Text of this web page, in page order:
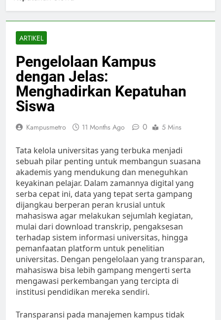
ARTIKEL
Pengelolaan Kampus
dengan Jelas:
Menghadirkan Kepatuhan
Siswa
Kampusmetro 11 Months Ago 0 5 Mins
Tata kelola universitas yang terbuka menjadi
sebuah pilar penting untuk membangun suasana
akademis yang mendukung dan meneguhkan
keyakinan pelajar. Dalam zamannya digital yang
serba cepat ini, data yang tepat serta gampang
dijangkau berperan peran krusial untuk
mahasiswa agar melakukan sejumlah kegiatan,
mulai dari download transkrip, pengaksesan
terhadap sistem informasi universitas, hingga
pemanfaatan platform untuk penelitian
universitas. Dengan pengelolaan yang transparan,
mahasiswa bisa lebih gampang mengerti serta
mengawasi perkembangan yang tercipta di
institusi pendidikan mereka sendiri.
Transparansi pada manajemen kampus tidak